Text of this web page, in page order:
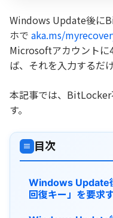
Windows Update後に
ホで aka.ms/
Microsoftアカウントに
ば、それを入力するだ
本記事では、BitLocker
す。
≡ 目次
Windows Update
回復キー」を要求